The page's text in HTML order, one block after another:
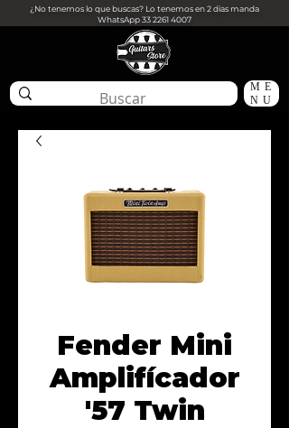
¿No tenemos lo que buscas? Lo tenemos en 2 dias manda
WhatsApp33 2261 4007
ME
NU
Fender Mini
Amplifícador
'57 Twin